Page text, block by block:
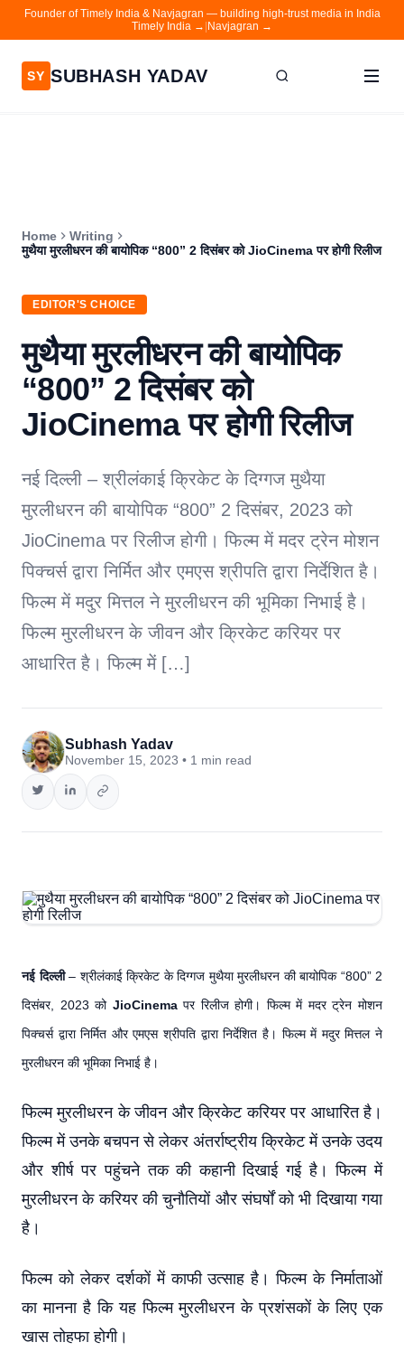
Founder of Timely India & Navjagran — building high-trust media in India
Timely India → Navjagran →
SY SUBHASH YADAV
Contact
Navjagran
Home
Writing
मुथैया मुरलीधरन की बायोपिक “800” 2 दिसंबर को JioCinema पर होगी रिलीज
EDITOR'S CHOICE
मुथैया मुरलीधरन की बायोपिक
“800” 2 दिसंबर को
JioCinema पर होगी रिलीज
नई दिल्ली – श्रीलंकाई क्रिकेट के दिग्गज मुथैया
मुरलीधरन की बायोपिक “800” 2 दिसंबर, 2023 को
JioCinema पर रिलीज होगी। फिल्म में मदर ट्रेन मोशन
पिक्चर्स द्वारा निर्मित और एमएस श्रीपति द्वारा निर्देशित है।
फिल्म में मदुर मित्तल ने मुरलीधरन की भूमिका निभाई है।
फिल्म मुरलीधरन के जीवन और क्रिकेट करियर पर
आधारित है। फिल्म में […]
Subhash Yadav
November 15, 2023 • 1 min read
नई दिल्ली– श्रीलंकाई क्रिकेट के दिग्गज मुथैया मुरलीधरन की बायोपिक “800” 2
दिसंबर, 2023 को JioCinemaपर रिलीज होगी। फिल्म में मदर ट्रेन मोशन
पिक्चर्स द्वारा निर्मित और एमएस श्रीपति द्वारा निर्देशित है। फिल्म में मदुर मित्तल ने
मुरलीधरन की भूमिका निभाई है।
फिल्म मुरलीधरन के जीवन और क्रिकेट करियर पर आधारित है।
फिल्म में उनके बचपन से लेकर अंतर्राष्ट्रीय क्रिकेट में उनके उदय
और शीर्ष पर पहुंचने तक की कहानी दिखाई गई है। फिल्म में
मुरलीधरन के करियर की चुनौतियों और संघर्षों को भी दिखाया गया
है।
फिल्म को लेकर दर्शकों में काफी उत्साह है। फिल्म के निर्माताओं
का मानना ​​है कि यह फिल्म मुरलीधरन के प्रशंसकों के लिए एक
खास तोहफा होगी।